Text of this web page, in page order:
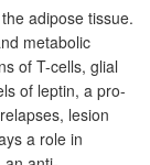
adipose tissue.
metabolic
of T-cells, glial
of leptin, a pro-
lesion
a role in